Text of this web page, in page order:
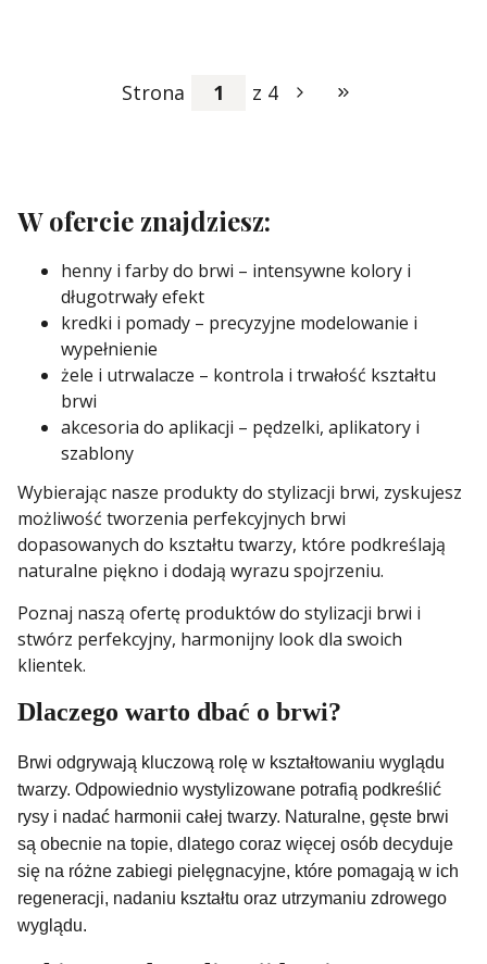
Strona z 4 Przejdź do
W ofercie znajdziesz:
henny i farby do brwi – intensywne kolory i
długotrwały efekt
kredki i pomady – precyzyjne modelowanie i
wypełnienie
żele i utrwalacze – kontrola i trwałość kształtu
brwi
akcesoria do aplikacji – pędzelki, aplikatory i
szablony
Wybierając nasze produkty do stylizacji brwi, zyskujesz
możliwość tworzenia perfekcyjnych brwi
dopasowanych do kształtu twarzy, które podkreślają
naturalne piękno i dodają wyrazu spojrzeniu.
Poznaj naszą ofertę produktów do stylizacji brwi i
stwórz perfekcyjny, harmonijny look dla swoich
klientek.
Dlaczego warto dbać o brwi?
Brwi odgrywają kluczową rolę w kształtowaniu wyglądu
twarzy. Odpowiednio wystylizowane potrafią podkreślić
rysy i nadać harmonii całej twarzy. Naturalne, gęste brwi
są obecnie na topie, dlatego coraz więcej osób decyduje
się na różne zabiegi pielęgnacyjne, które pomagają w ich
regeneracji, nadaniu kształtu oraz utrzymaniu zdrowego
wyglądu.